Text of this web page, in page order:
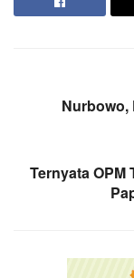
Nurbowo,
Ternyata OPM